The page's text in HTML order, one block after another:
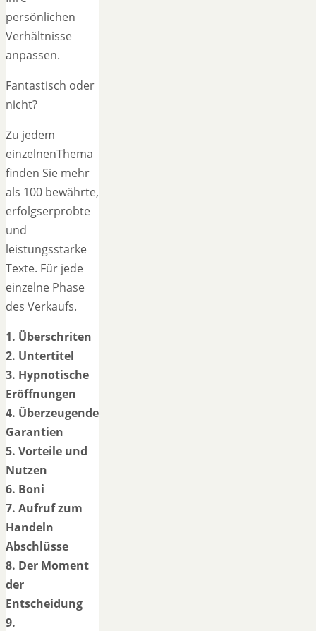
persönlichen
Verhältnisse
anpassen.
Fantastisch oder
nicht?
Zu jedem
einzelnenThema
finden Sie mehr
als 100 bewährte,
erfolgserprobte
und
leistungsstarke
Texte. Für jede
einzelne Phase
des Verkaufs.
1. Überschriten
2. Untertitel
3. Hypnotische
Eröffnungen
4. Überzeugende
Garantien
5. Vorteile und
Nutzen
6. Boni
7. Aufruf zum
Handeln
Abschlüsse
8. Der Moment
der
Entscheidung
9.